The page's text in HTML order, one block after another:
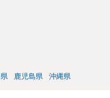
鹿児島県 沖縄県